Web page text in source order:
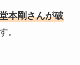
本剛さんが破
。